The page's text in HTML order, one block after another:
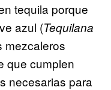
tequila porque
azul (Tequilana
mezcaleros
que cumplen
necesarias para